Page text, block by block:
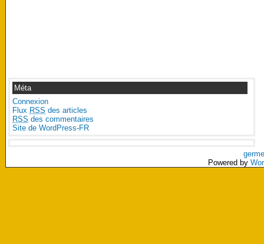
Méta
Connexion
Flux RSS des articles
RSS des commentaires
Site de WordPress-FR
Powered by